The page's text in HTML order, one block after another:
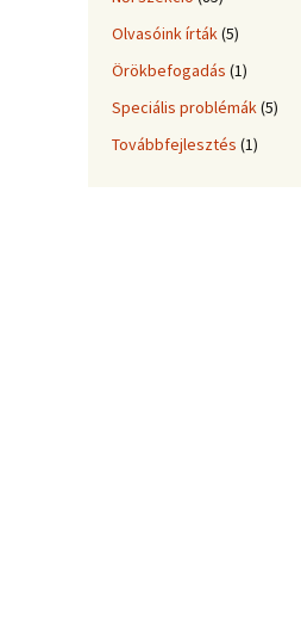
Olvasóink írták (5)
Örökbefogadás (1)
Speciális problémák (5)
Továbbfejlesztés (1)